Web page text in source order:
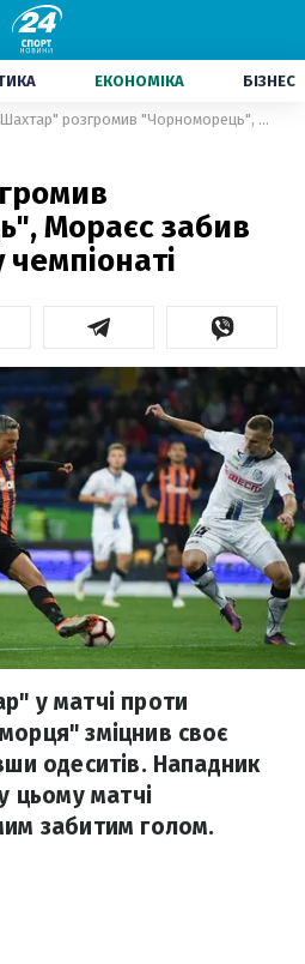
ЕКОНОМІКА БІЗНЕС
"Шахтар" розгромив "Чорноморець", Мораєс забив восьмий гол у чемпіонаті
Мораєс забив
у матчі проти
зміцнив своє
одеситів. Нападник
цьому матчі
забитим голом.